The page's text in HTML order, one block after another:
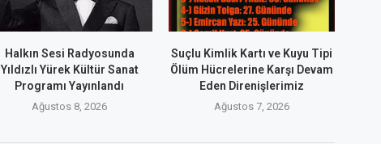
Halkın Sesi Radyosunda
Yıldızlı Yürek Kültür Sanat
Programı Yayınlandı
Ağustos 8, 2026
Suçlu Kimlik Kartı ve Kuyu Tipi
Ölüm Hücrelerine Karşı Devam
Eden Direnişlerimiz
Ağustos 7, 2026